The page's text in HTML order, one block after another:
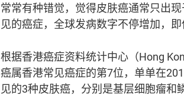
常常有种错觉，觉得皮肤癌通常只出
见的癌症，全球发病数字不停增加，
根据香港癌症资料统计中心（Hong
癌属香港常见癌症的第7位，单单在
见的3种皮肤癌，分别是基层细胞瘤